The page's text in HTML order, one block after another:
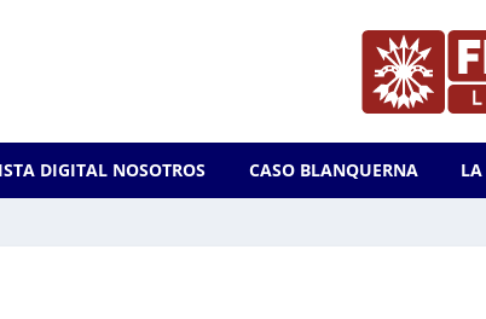
DIGITAL NOSOTROS CASO BLANQUERNA LA